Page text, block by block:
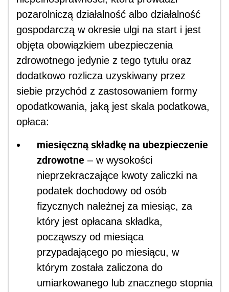
pozarolniczą działalność albo działalność
gospodarczą w okresie ulgi na start i jest
objęta obowiązkiem ubezpieczenia
zdrowotnego jedynie z tego tytułu oraz
dodatkowo rozlicza uzyskiwany przez
siebie przychód z zastosowaniem formy
opodatkowania, jaką jest skala podatkowa,
opłaca:
miesięczną składkę na ubezpieczenie
zdrowotne – w wysokości
nieprzekraczające kwoty zaliczki na
podatek dochodowy od osób
fizycznych należnej za miesiąc, za
który jest opłacana składka,
począwszy od miesiąca
przypadającego po miesiącu, w
którym została zaliczona do
umiarkowanego lub znacznego stopnia